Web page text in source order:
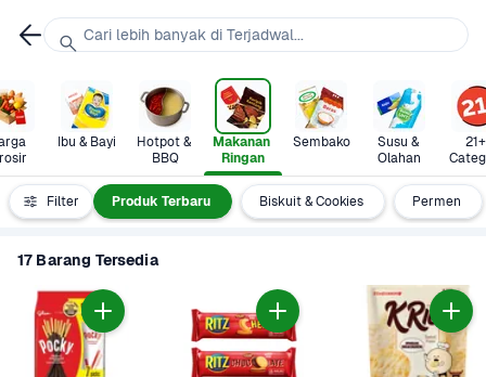
Ibu & Bayi
Hotpot &
BBQ
Makanan
Ringan
Sembako
Susu &
Olahan
21+
Filter
Semua Produk Terbaru Biskuit & Cookies Permen
17 Barang Tersedia
Cari lebih banyak di Terjadwal...